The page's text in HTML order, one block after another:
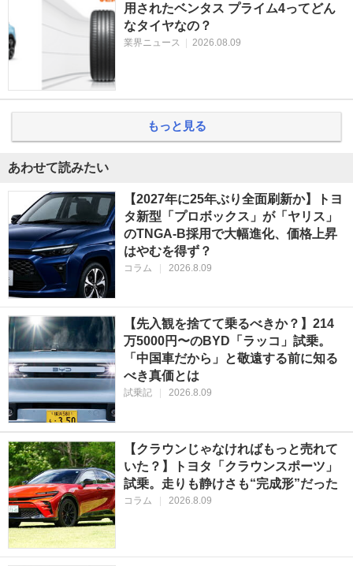
用されたベンタス プライム4ってどん
なタイヤなの？
業界ニュース 2026.08.09
もっと見る
あわせて読みたい
【2027年に25年ぶり全面刷新か】トヨ
タ新型「プロボックス」が「ヤリス」
のTNGA-B採用で大幅進化、価格上昇
はやむを得ず？
コラム 2026.8.09
【先入観を捨てて乗るべきか？】214
万5000円〜のBYD「ラッコ」試乗。
「中国車だから」と敬遠する前に知る
べき真価とは
試乗記 2026.8.09
【クラウンじゃなければもっと売れて
いた？】トヨタ「クラウンスポーツ」
試乗。走りも静けさも“完成形”だった
コラム 2026.8.09